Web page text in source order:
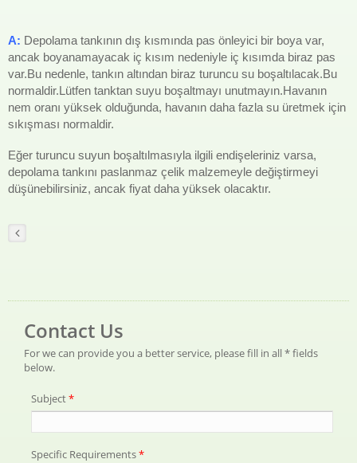
A: Depolama tankının dış kısmında pas önleyici bir boya var,
ancak boyanamayacak iç kısım nedeniyle iç kısımda biraz pas
var.Bu nedenle, tankın altından biraz turuncu su boşaltılacak.Bu
normaldir.Lütfen tanktan suyu boşaltmayı unutmayın.Havanın
nem oranı yüksek olduğunda, havanın daha fazla su üretmek için
sıkışması normaldir.
Eğer turuncu suyun boşaltılmasıyla ilgili endişeleriniz varsa,
depolama tankını paslanmaz çelik malzemeyle değiştirmeyi
düşünebilirsiniz, ancak fiyat daha yüksek olacaktır.